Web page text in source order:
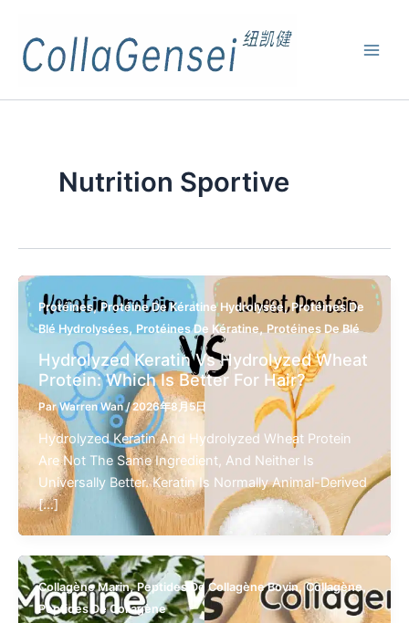
Nutrition Sportive
Protéines,Protéine De Kératine Hydrolysée,Protéines De
Blé Hydrolysées, Protéines De Kératine,Protéines De Blé
Hydrolyzed Keratin Vs Hydrolyzed Wheat
Protein: Which Is Better For Hair?
ParWarren Wan/2026年8月5日
Hydrolyzed Keratin And Hydrolyzed Wheat Protein
Are Not The Same Ingredient, And Neither Is
Universally Better. Keratin Is Normally Animal-Derived
[…]
Collagène Marin,Peptides De Collagène Bovin,Collagène,
Peptides De Collagène